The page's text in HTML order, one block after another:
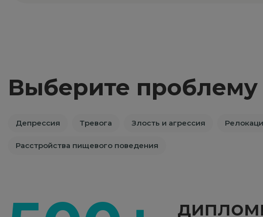
Выберите
Депрессия Тревога Злость и агрессия
Расстройства пищевого поведения